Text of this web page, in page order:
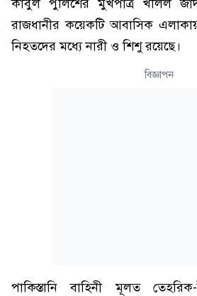
কাবুল পুলিশের মুখপাত্র খলিল
রাজধানীর কয়েকটি আবাসিক
নিহতদের মধ্যে নারী ও শিশু রয়েছে।
বিজ্ঞাপন
পাকিস্তানি বাহিনী মূলত তেহরিক-